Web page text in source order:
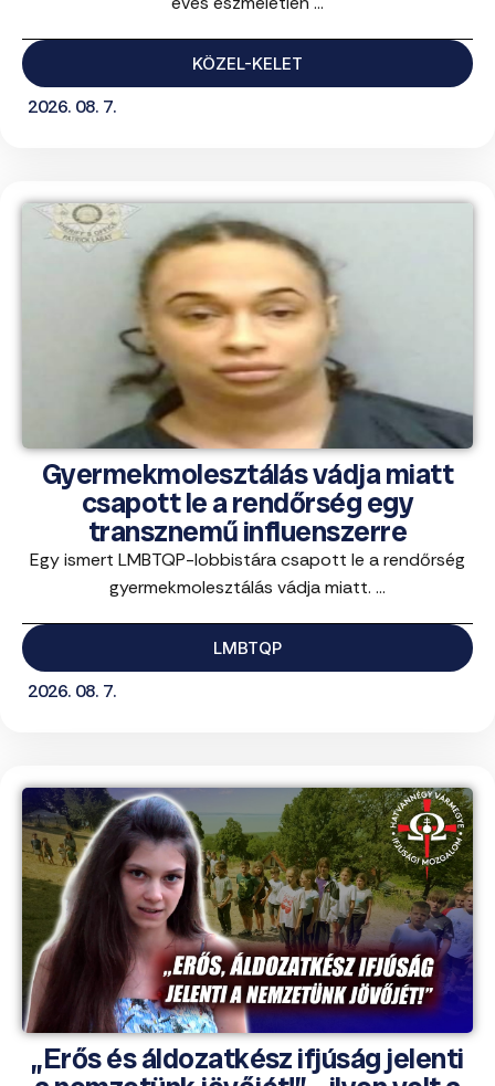
KÖZEL-KELET
2026. 08. 7.
Gyermekmolesztálás vádja miatt
csapott le a rendőrség egy
transznemű influenszerre
Egy ismert LMBTQP-lobbistára csapott le a rendőrség
gyermekmolesztálás vádja miatt. ...
LMBTQP
2026. 08. 7.
„Erős és áldozatkész ifjúság jelenti